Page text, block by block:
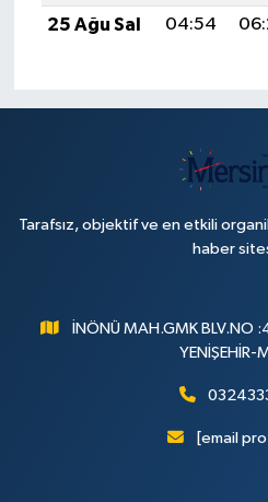
25 Ağu Sal
04:54
Tarafsız, objektif ve en etkili
haber
İNÖNÜ MAH.GMK BLV.NO
YENİŞEHİR-
[email